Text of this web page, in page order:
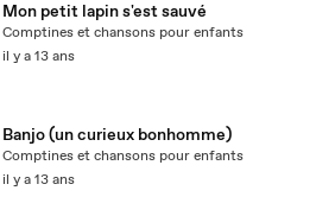
Mon petit lapin s'est sauvé
Comptines et chansons pour enfants
il y a 13 ans
Banjo (un curieux bonhomme)
Comptines et chansons pour enfants
il y a 13 ans